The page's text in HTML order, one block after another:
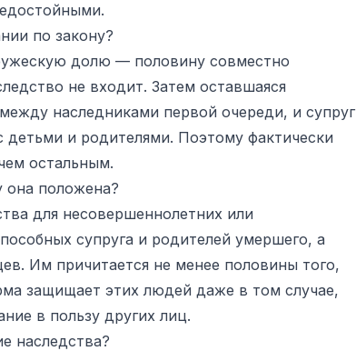
по закону?
долю — половину совместно
не входит. Затем оставшаяся
наследниками первой очереди, и супруг
детьми и родителями. Поэтому фактически
остальным.
она положена?
для несовершеннолетних или
супруга и родителей умершего, а
Им причитается не менее половины того,
защищает этих людей даже в том случае,
в пользу других лиц.
наследства?